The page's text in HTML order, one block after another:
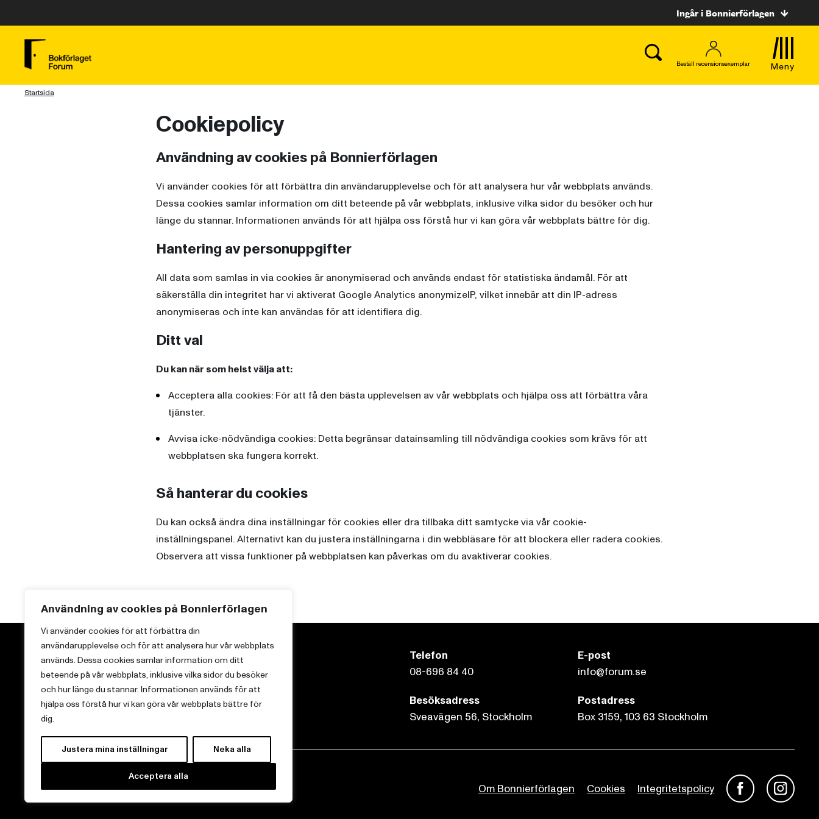
Användning av cookies på Bonnierförlagen
Vi använder cookies för att förbättra din
användarupplevelse och för att analysera hur vår webbplats
används. Dessa cookies samlar information om ditt
beteende på vår webbplats, inklusive vilka sidor du besöker
och hur länge du stannar. Informationen används för att
hjälpa oss förstå hur vi kan göra vår webbplats bättre för
dig.
Justera mina inställningar Neka alla
Acceptera alla
Ingår i Bonnierförlagen
Beställ recensionsexemplar Meny
Startsida
Cookiepolicy
Användning av cookies på Bonnierförlagen
Vi använder cookies för att förbättra din användarupplevelse och för att analysera hur vår webbplats används.
Dessa cookies samlar information om ditt beteende på vår webbplats, inklusive vilka sidor du besöker och hur
länge du stannar. Informationen används för att hjälpa oss förstå hur vi kan göra vår webbplats bättre för dig.
Hantering av personuppgifter
All data som samlas in via cookies är anonymiserad och används endast för statistiska ändamål. För att
säkerställa din integritet har vi aktiverat Google Analytics anonymizeIP, vilket innebär att din IP-adress
anonymiseras och inte kan användas för att identifiera dig.
Ditt val
Du kan när som helst välja att:
Acceptera alla cookies: För att få den bästa upplevelsen av vår webbplats och hjälpa oss att förbättra våra
tjänster.
Avvisa icke-nödvändiga cookies: Detta begränsar datainsamling till nödvändiga cookies som krävs för att
webbplatsen ska fungera korrekt.
Så hanterar du cookies
Du kan också ändra dina inställningar för cookies eller dra tillbaka ditt samtycke via vår cookie-
inställningspanel. Alternativt kan du justera inställningarna i din webbläsare för att blockera eller radera cookies.
Observera att vissa funktioner på webbplatsen kan påverkas om du avaktiverar cookies.
Vi brinner för starka berättelser och att sprida
kunskap inom aktuella ämnen.
Telefon
08-696 84 40
E-post
info@forum.se
Besöksadress
Sveavägen 56, Stockholm
Postadress
Box 3159, 103 63 Stockholm
Om Bonnierförlagen Cookies Integritetspolicy